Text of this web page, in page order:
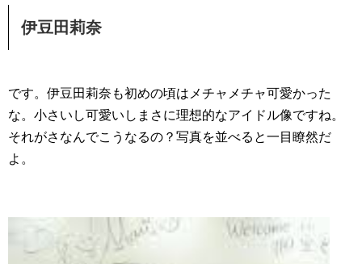
伊豆田莉奈
です。伊豆田莉奈も初めの頃はメチャメチャ可愛かった
な。小さいし可愛いしまさに理想的なアイドル像ですね。
それがさなんでこうなるの？写真を並べると一目瞭然だ
よ。